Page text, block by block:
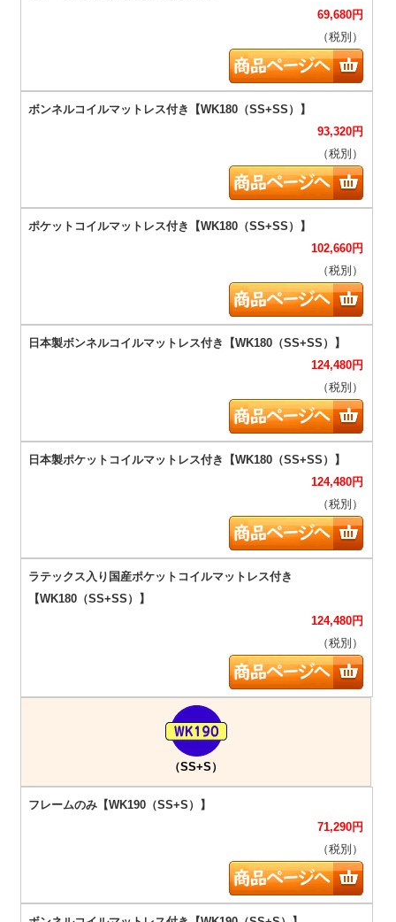
69,680円
（税別）
93,320円
（税別）
102,660円
（税別）
124,480円
（税別）
124,480円
（税別）
124,480円
（税別）
（SS+S）
71,290円
（税別）